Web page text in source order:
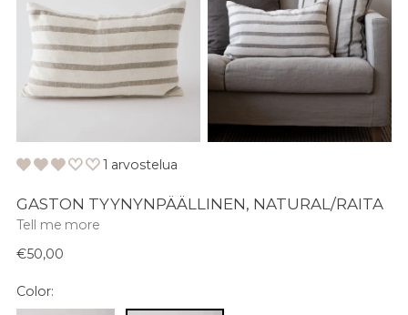
1 arvostelua
GASTON TYYNYNPÄÄLLINEN, NATURAL/RAITA
Tell me more
Normaali
€50,00
Color: